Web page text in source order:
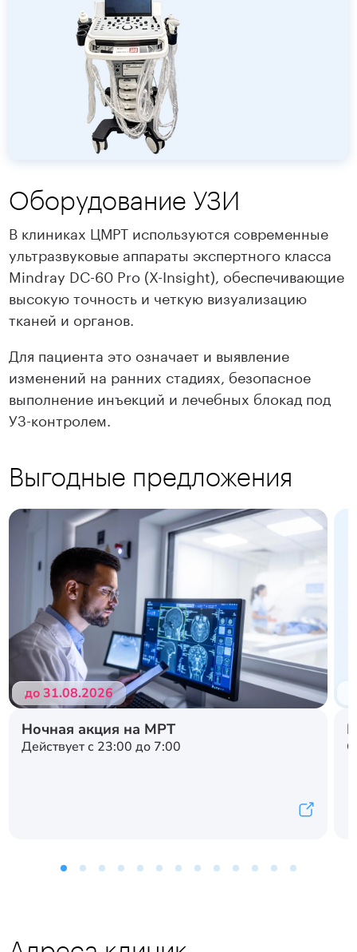
Оборудование УЗИ
В клиниках ЦМРТ используются современные
ультразвуковые аппараты экспертного класса
Mindray DC-60 Pro (X-Insight), обеспечивающие
высокую точность и четкую визуализацию
тканей и органов.
Для пациента это означает и выявление
изменений на ранних стадиях, безопасное
выполнение инъекций и лечебных блокад под
УЗ-контролем.
Выгодные предложения
до 31.08.2026
Ночная акция на МРТ
Действует с 23:00 до 7:00